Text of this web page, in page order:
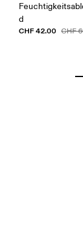
d
CHF 42.00 CHF